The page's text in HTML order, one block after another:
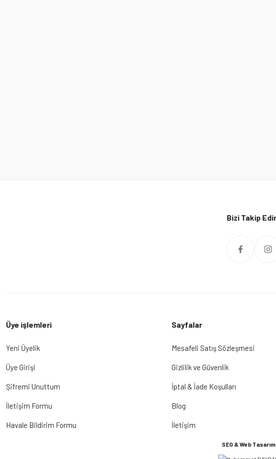
Bizi Takip
Üye işlemleri
Yeni Üyelik
Üye Girişi
Şifremi Unuttum
İletişim Formu
Havale Bildirim Formu
Sayfalar
Mesafeli Satış Sözleşmesi
Gizlilik ve Güvenlik
İptal & İade Koşulları
Blog
İletişim
SEO & Web Tasarım